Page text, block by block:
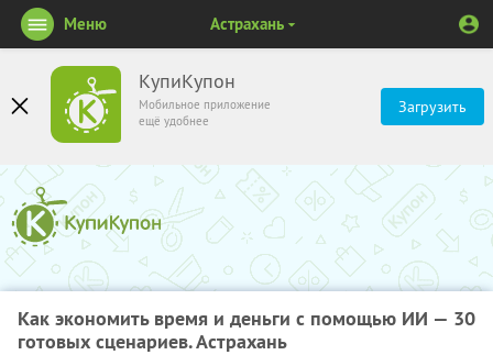
КупиКупон
Мобильное приложение
ещё удобнее
Загрузить
Меню Астрахань
Как экономить время и деньги с помощью ИИ — 30
готовых сценариев. Астрахань